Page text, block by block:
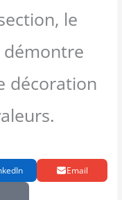
le
démontre
décoration
Email